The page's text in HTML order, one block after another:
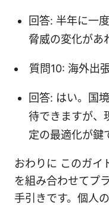
回答: 半年に一
脅威の変化があ
質問10: 海外出
回答: はい。国
待できますが、
定の最適化が鍵
おわりに このガ
を組み合わせてプ
手引きです。個人